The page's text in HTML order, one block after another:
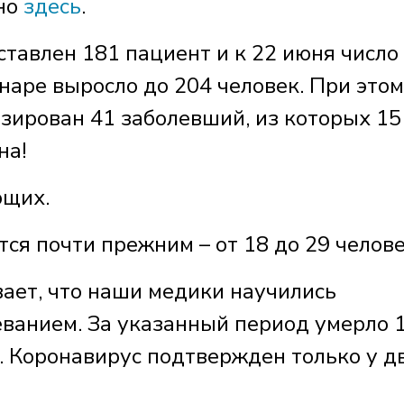
здесь.
181 пациент и к 22 июня число
выросло до 204 человек. При этом
41 заболевший, из которых
почти прежним – от 18 до 29
что наши медики научились
За указанный период умерло
Коронавирус подтвержден только у